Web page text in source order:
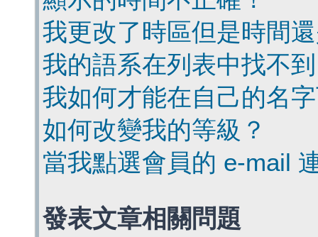
我更改了時區但是時間
我的語系在列表中找不
我如何才能在自己的名
如何改變我的等級？
當我點選會員的 e-mail
發表文章相關問題